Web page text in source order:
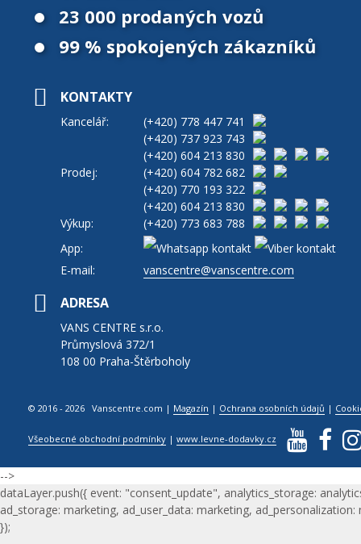
23 000 prodaných vozů
99 % spokojených zákazníků
KONTAKTY
Kancelář: (+420) 778 447 741
(+420) 737 923 743
(+420) 604 213 830
Prodej:
(+420) 604 782 682
(+420) 770 193 322
(+420) 604 213 830
Výkup:
(+420) 773 683 788
App:
E-mail:
vanscentre@vanscentre.com
ADRESA
VANS CENTRE s.r.o.
Průmyslová 372/1
108 00 Praha-Štěrboholy
© 2016 - 2026 Vanscentre.com | Magazín | Ochrana osobních údajů |
Všeobecné obchodní podmínky |www.levne-dodavky.cz
-->
dataLayer.push({ event: "consent_update", analytics_storage:
ad_storage: marketing, ad_user_data: marketing, ad_personalization:
});